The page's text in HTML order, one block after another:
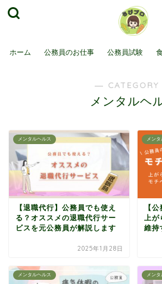
ホーム 公務員のお仕事 公務員試験
―
メンタルヘ
メンタルヘルス
【退職代行】公務員でも使え
る？オススメの退職代行サー
ビスを元公務員が解説します
2025年1月28日
メンタ
【
上が
維持
メンタルヘルス メンタ